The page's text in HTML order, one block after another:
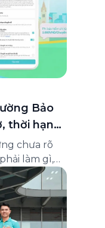
Bảo
thời hạn
chưa rõ
làm gì,
bảo hiểm
đầy đủ các
trình bồi